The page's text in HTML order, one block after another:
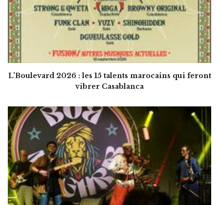
L’Boulevard 2026 : les 15 talents marocains qui feront
vibrer Casablanca